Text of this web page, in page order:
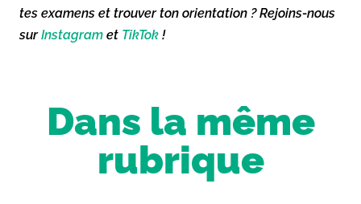
tes examens et trouver ton orientation ? Rejoins-nous
surInstagram et TikTok !
Dans la même
rubrique